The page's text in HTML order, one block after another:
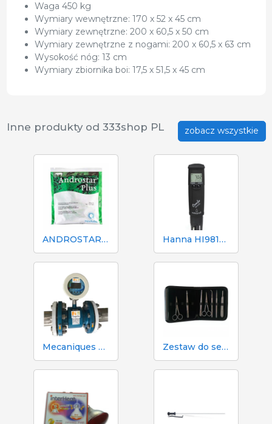
Waga 450 kg
Wymiary wewnętrzne: 170 x 52 x 45 cm
Wymiary zewnętrzne: 200 x 60,5 x 50 cm
Wymiary zewnętrzne z nogami: 200 x 60,5 x 63 cm
Wysokość nóg: 13 cm
Wymiary zbiornika boi: 17,5 x 51,5 x 45 cm
zobacz wszystkie
Inne produkty od 333shop PL
ANDROSTAR PLUS 47 g / 100 L - Długotrwały środek wydłużający nasienie Hanna HI98130 pH, EC, TDS i tester temperatury
Mecaniques Segalés DN150 Licznik objętości i azotu Zestaw do sekcji zwłok i sekcji zwłok 333 - 7 narzędzi